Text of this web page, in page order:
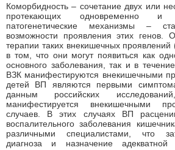
Коморбидность – сочетание двух или
протекающих одновременно
патогенетические механизмы –
возможности проявления этих генов.
терапии таких внекишечных
в том, что они могут появиться как
основного заболевания, так и в
ВЗК манифестируются внекишечными
детей ВП являются первыми
данным российских
манифестируется внекишечными
случаев. В этих случаях ВП
воспалительного заболевания
различными специалистами, что
диагноза и назначение